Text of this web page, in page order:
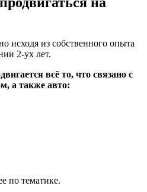
исходя из собственного опыта
2-ух лет.
всё то, что связано с
а также авто:
по тематике.